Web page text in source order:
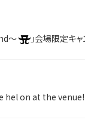
～ 」会場限定キ
hel on at the venue!